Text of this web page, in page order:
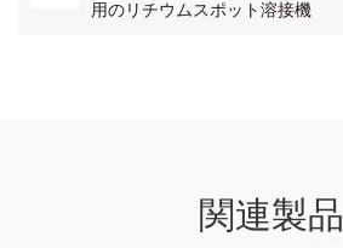
用のリチウムスポット溶接機
関連製品